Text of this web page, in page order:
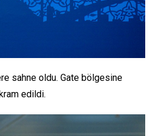
sahne oldu. Gate bölgesine
edildi.